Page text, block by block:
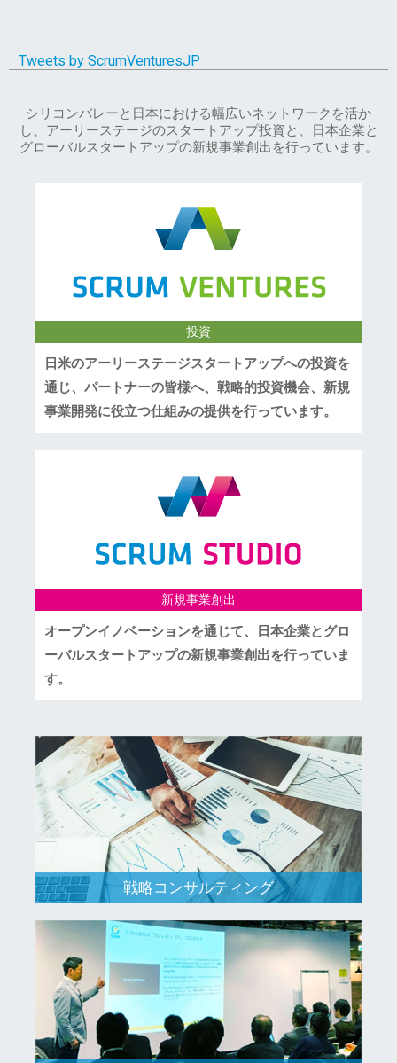
Tweets by ScrumVenturesJP
シリコンバレーと日本における幅広いネットワークを活か
し、アーリーステージのスタートアップ投資と、日本企業と
グローバルスタートアップの新規事業創出を行っています。
投資
日米のアーリーステージスタートアップへの投資を
通じ、パートナーの皆様へ、戦略的投資機会、新規
事業開発に役立つ仕組みの提供を行っています。
新規事業創出
オープンイノベーションを通じて、日本企業とグロ
ーバルスタートアップの新規事業創出を行っていま
す。
戦略コンサルティング